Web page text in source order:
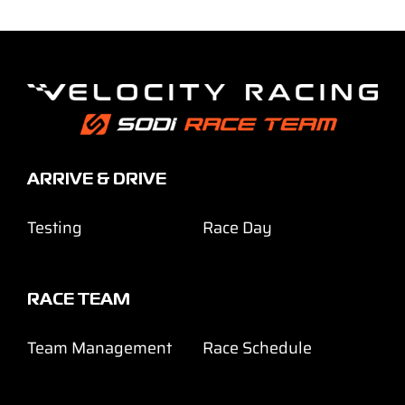
ARRIVE & DRIVE
Testing Race Day
RACE TEAM
Team Management Race Schedule